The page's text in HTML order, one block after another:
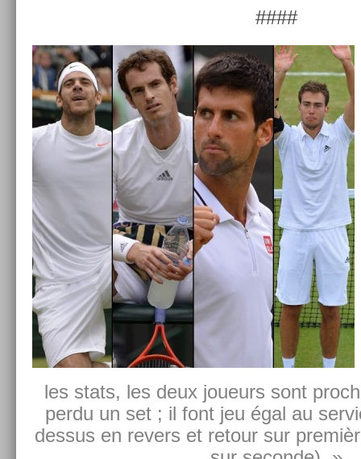
####
les stats, les deux joueurs sont
perdu un set ; il font jeu égal au
dessus en re­v­ers et re­tour sur